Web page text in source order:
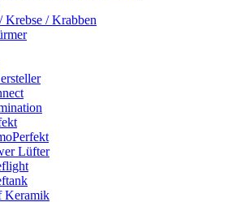
Krebse / Krabben
Lüfter
Keramik